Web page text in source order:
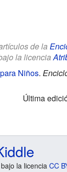
de la
la licencia
Niños.
Última
la licencia CC